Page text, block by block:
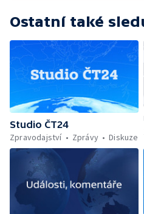
Ostatní také
Studio ČT24
Zpravodajství
Zprávy Diskuze